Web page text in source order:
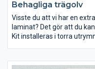
Behagliga trägolv
Visste du att vi har en
laminat? Det gör att du
Kit installeras i torra